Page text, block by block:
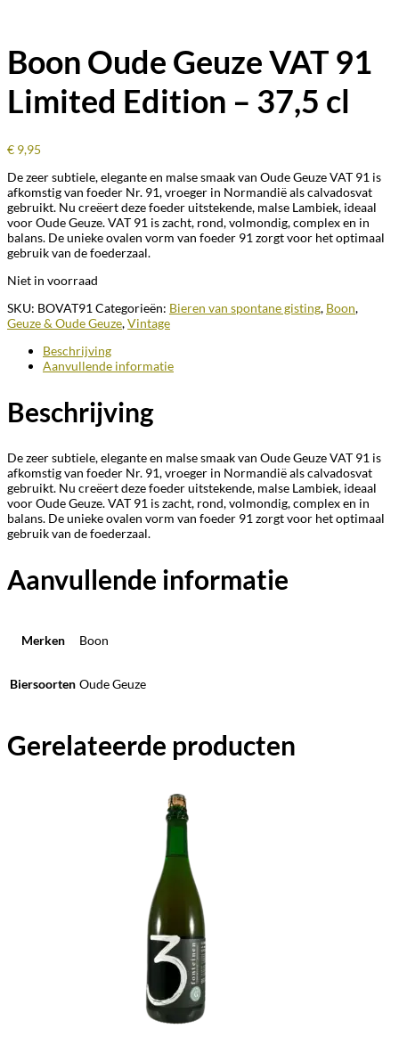
Boon Oude Geuze VAT 91
Limited Edition – 37,5 cl
€ 9,95
De zeer subtiele, elegante en malse smaak van Oude Geuze VAT 91 is
afkomstig van foeder Nr. 91, vroeger in Normandië als calvadosvat
gebruikt. Nu creëert deze foeder uitstekende, malse Lambiek, ideaal
voor Oude Geuze. VAT 91 is zacht, rond, volmondig, complex en in
balans. De unieke ovalen vorm van foeder 91 zorgt voor het optimaal
gebruik van de foederzaal.
Niet in voorraad
SKU: BOVAT91 Categorieën: Bieren van spontane gisting, Boon,
Geuze & Oude Geuze,Vintage
Beschrijving
Aanvullende informatie
Beschrijving
De zeer subtiele, elegante en malse smaak van Oude Geuze VAT 91 is
afkomstig van foeder Nr. 91, vroeger in Normandië als calvadosvat
gebruikt. Nu creëert deze foeder uitstekende, malse Lambiek, ideaal
voor Oude Geuze. VAT 91 is zacht, rond, volmondig, complex en in
balans. De unieke ovalen vorm van foeder 91 zorgt voor het optimaal
gebruik van de foederzaal.
Aanvullende informatie
Merken Boon
Biersoorten Oude Geuze
Gerelateerde producten